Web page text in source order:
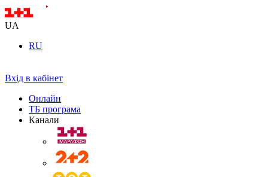
UA
RU
Вхід в кабінет
Онлайн
ТБ програма
Канали